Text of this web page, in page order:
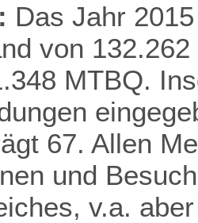
Das Jahr
von
MTBQ.
67. Allen
und
v.a.